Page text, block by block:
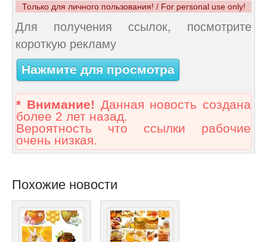
Только для личного пользования! / For personal use only!
Для получения ссылок, посмотрите
короткую рекламу
Нажмите для просмотра
* Внимание! Данная новость создана
более 2 лет назад.
Вероятность что ссылки рабочие
очень низкая.
Похожие новости